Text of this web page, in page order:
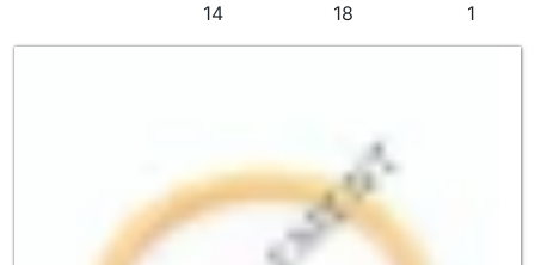
14 18 1